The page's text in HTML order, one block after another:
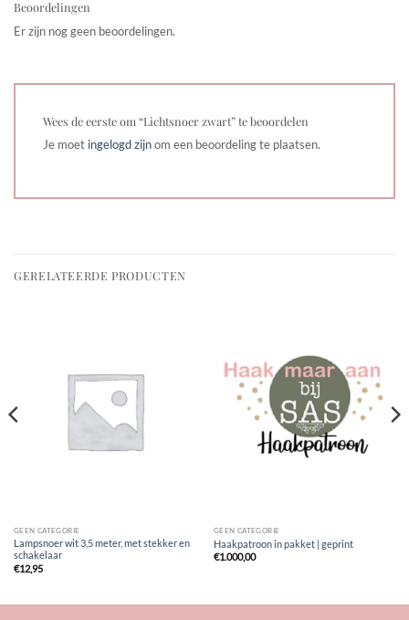
Beoordelingen
Er zijn nog geen beoordelingen.
Wees de eerste om “Lichtsnoer zwart” te beoordelen
Je moet ingelogd zijn om een beoordeling te plaatsen.
GERELATEERDE PRODUCTEN
GEEN CATEGORIE
Lampsnoer wit 3,5 meter, met stekker en
schakelaar
€12,95
GEEN CATEGORIE
Haakpatroon in pakket | geprint
€1.000,00